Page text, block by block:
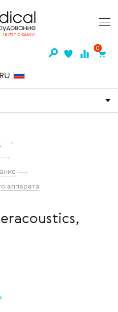
18 ЛЕТ С ВАМИ
0
RU
аппарата